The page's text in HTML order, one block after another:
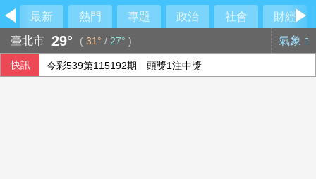
最新 熱門 專題 政治 社會
財經
臺北市 29° ( 31° / 27° ) 氣象
快訊 今彩539第115192期 頭獎1注中獎